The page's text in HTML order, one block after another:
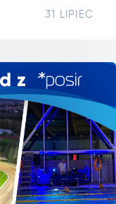
31 LIPIEC